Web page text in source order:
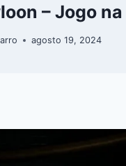
– Jogo
agosto 19, 2024